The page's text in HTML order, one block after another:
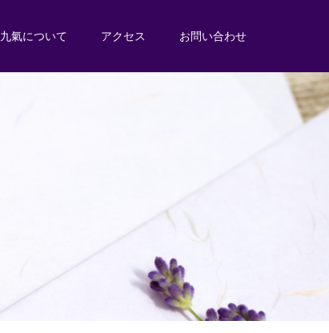
九氣について アクセス お問い合わせ